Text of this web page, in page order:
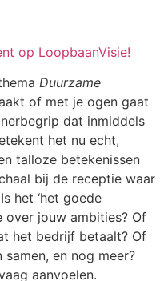
op LoopbaanVisie!
Duurzame
of met je ogen gaat
dat inmiddels
het nu echt,
talloze betekenissen
bij de receptie waar
het ‘het goede
over jouw ambities? Of
het bedrijf betaalt? Of
en nog meer?
aanvoelen.